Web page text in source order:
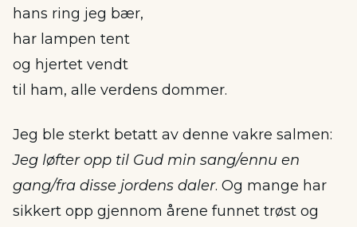
hans ring jeg bær,
har lampen tent
og hjertet vendt
til ham, alle verdens dommer.
Jeg ble sterkt betatt av denne vakre salmen:
Jeg løfter opp til Gud min sang/ennu en
gang/fra disse jordens daler. Og mange har
sikkert opp gjennom årene funnet trøst og